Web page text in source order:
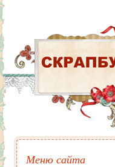
Меню сайта